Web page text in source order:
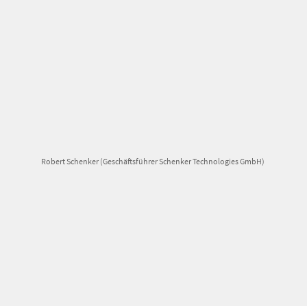
Robert Schenker (Geschäftsführer Schenker Technologies GmbH)